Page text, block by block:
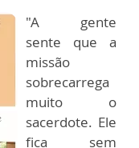
"A gente
sente que a
missão
sobrecarrega
muito o
sacerdote. Ele
fica sem